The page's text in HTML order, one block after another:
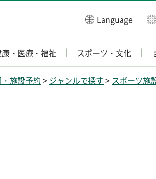
Language
・医療・福祉 スポーツ・文化
施設予約 > ジャンルで探す > スポーツ施